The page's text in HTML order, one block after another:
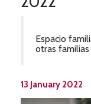
Espacio
otras familias
13 January 2022